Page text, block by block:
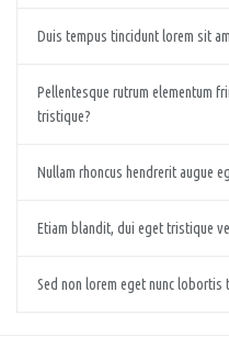
Duis tempus tincidunt lorem sit
Pellentesque rutrum elementum
tristique?
Nullam rhoncus hendrerit augue
Etiam blandit, dui eget tristique
Sed non lorem eget nunc lobortis